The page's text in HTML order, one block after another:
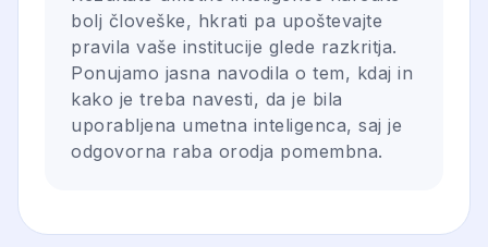
bolj človeške, hkrati pa upoštevajte
pravila vaše institucije glede razkritja.
Ponujamo jasna navodila o tem, kdaj in
kako je treba navesti, da je bila
uporabljena umetna inteligenca, saj je
odgovorna raba orodja pomembna.